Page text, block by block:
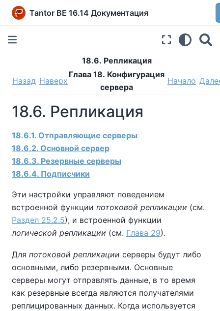
Tantor BE 16.14 Документация
18.6. Репликация
Назад Наверх
Глава 18. Конфигурация
сервера
Начало
18.6. Репликация
18.6.1. Отправляющие серверы
18.6.2. Основной сервер
18.6.3. Резервные серверы
18.6.4. Подписчики
Эти настройки управляют поведением
встроенной функции потоковой репликации (см.
Раздел 25.2.5), и встроенной функции
логической репликации (см. Глава 29).
Для потоковой репликации серверы будут либо
основными, либо резервными. Основные
серверы могут отправлять данные, в то время
как резервные всегда являются получателями
реплицированных данных. Когда используется